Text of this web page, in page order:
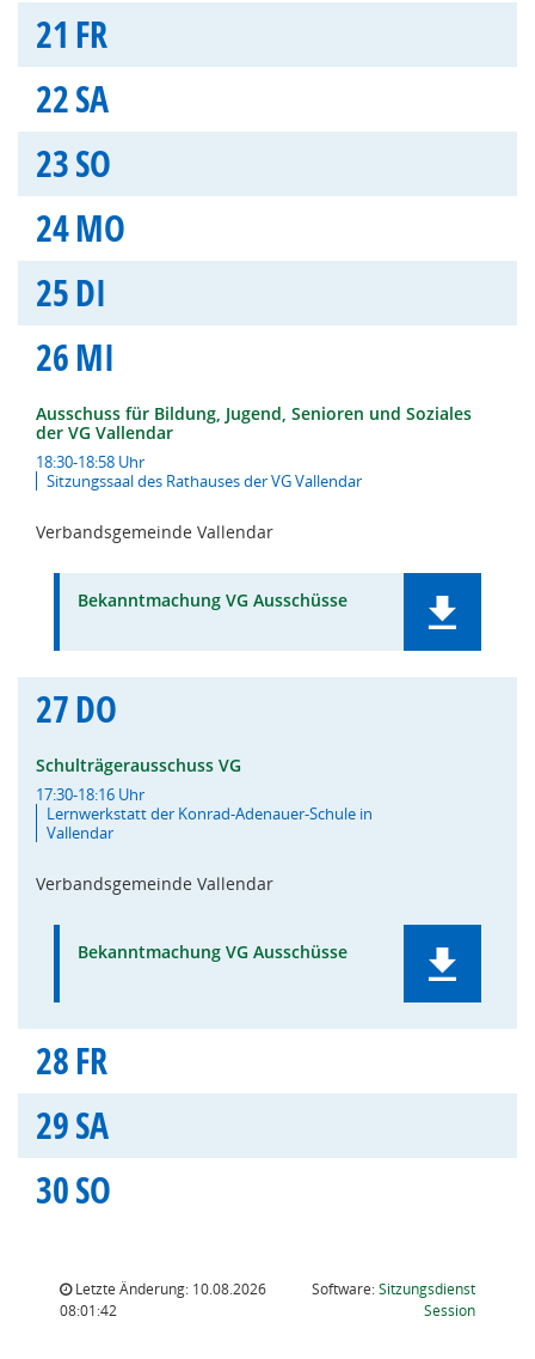
21 FR
22SA
23SO
24MO
25DI
26MI
Ausschuss für Bildung, Jugend, Senioren und Soziales
der VG Vallendar
18:30-18:58 Uhr
Sitzungssaal des Rathauses der VG Vallendar
Verbandsgemeinde Vallendar
Bekanntmachung VG Ausschüsse
27DO
Schulträgerausschuss VG
17:30-18:16 Uhr
Lernwerkstatt der Konrad-Adenauer-Schule in
Vallendar
Verbandsgemeinde Vallendar
Bekanntmachung VG Ausschüsse
28FR
29SA
30SO
Letzte Änderung: 10.08.2026
08:01:42
Software:Sitzungsdienst
Session(Wird in